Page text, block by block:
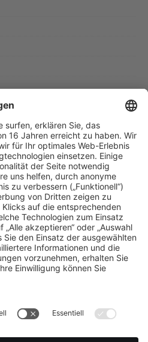
FEINSCHMECKER ITALIEN
RAD UND SCHIFF
URLAUB IN SÜDTIROL